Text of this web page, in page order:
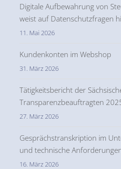
Digitale Aufbewahrung von
weist auf Datenschutzfragen
11. Mai 2026
Kundenkonten im Webshop
31. März 2026
Tätigkeitsbericht der
Transparenzbeauftragten
27. März 2026
Gesprächstranskription im
und technische
16. März 2026